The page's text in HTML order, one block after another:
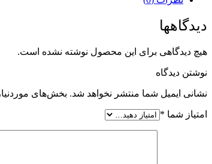
دیدگاهها
هیچ دیدگاهی برای این محصول نوشته نشده است.
نوشتن دیدگاه
نشانی ایمیل شما منتشر نخواهد شد. بخش‌های
امتیاز شما *